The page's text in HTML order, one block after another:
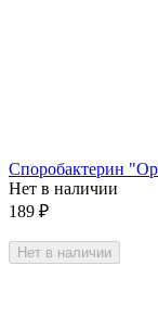
Споробактерин
Нет в наличии
189 ₽
Нет в наличии